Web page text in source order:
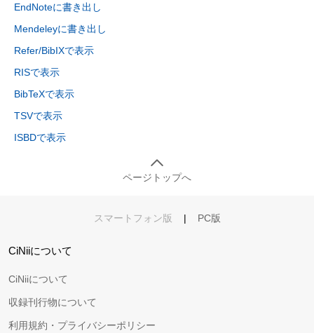
EndNoteに書き出し
Mendeleyに書き出し
Refer/BibIXで表示
RISで表示
BibTeXで表示
TSVで表示
ISBDで表示
ページトップへ
スマートフォン版 | PC版
CiNiiについて
CiNiiについて
収録刊行物について
利用規約・プライバシーポリシー